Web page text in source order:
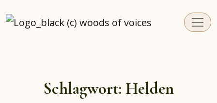
woodsofvoices.de
Schlagwort: Helden